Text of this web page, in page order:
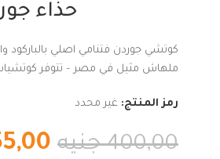
حذاء
كوتشي جوردن فتنامي اصلي بالباركود
ملهاش مثيل في مصر – تتوفر كوتشيات
رمز المنتج: غير محدد
400,00 جنيه